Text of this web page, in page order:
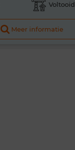
Voltooid
Meer informatie